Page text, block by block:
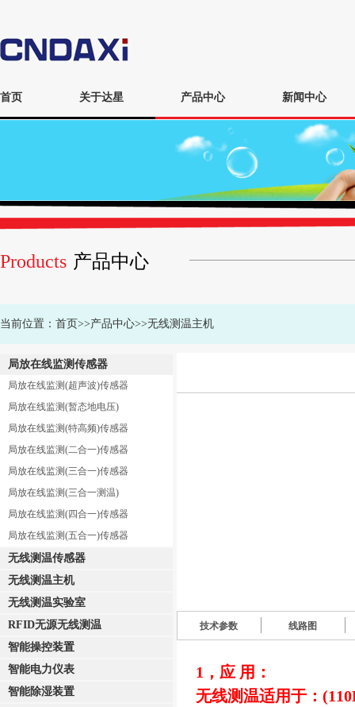
首页 关于达星 产品中心 新闻中心
Products 产品中心
当前位置： 首页>>产品中心>>无线测温主机
局放在线监测传感器
局放在线监测(超声波)传感器
局放在线监测(暂态地电压)
局放在线监测(特高频)传感器
局放在线监测(二合一)传感器
局放在线监测(三合一)传感器
局放在线监测(三合一测温)
局放在线监测(四合一)传感器
局放在线监测(五合一)传感器
无线测温传感器
无线测温主机
无线测温实验室
RFID无源无线测温
智能操控装置
智能电力仪表
智能除湿装置
技术参数 线路图
1，应 用：
无线测温适用于：